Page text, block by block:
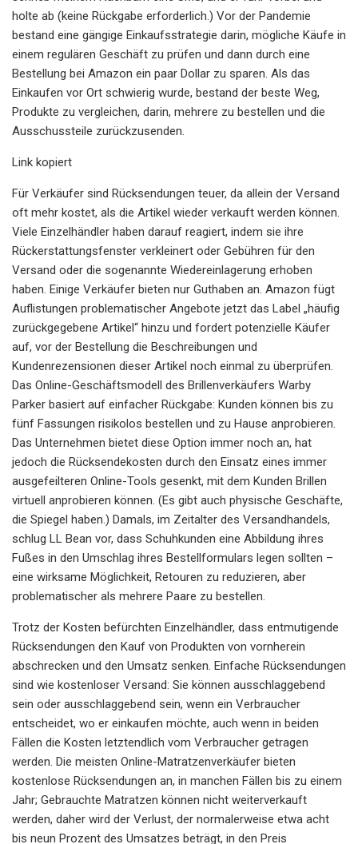
holte ab (keine Rückgabe erforderlich.) Vor der Pandemie
bestand eine gängige Einkaufsstrategie darin, mögliche Käufe in
einem regulären Geschäft zu prüfen und dann durch eine
Bestellung bei Amazon ein paar Dollar zu sparen. Als das
Einkaufen vor Ort schwierig wurde, bestand der beste Weg,
Produkte zu vergleichen, darin, mehrere zu bestellen und die
Ausschussteile zurückzusenden.
Link kopiert
Für Verkäufer sind Rücksendungen teuer, da allein der Versand
oft mehr kostet, als die Artikel wieder verkauft werden können.
Viele Einzelhändler haben darauf reagiert, indem sie ihre
Rückerstattungsfenster verkleinert oder Gebühren für den
Versand oder die sogenannte Wiedereinlagerung erhoben
haben. Einige Verkäufer bieten nur Guthaben an. Amazon fügt
Auflistungen problematischer Angebote jetzt das Label „häufig
zurückgegebene Artikel“ hinzu und fordert potenzielle Käufer
auf, vor der Bestellung die Beschreibungen und
Kundenrezensionen dieser Artikel noch einmal zu überprüfen.
Das Online-Geschäftsmodell des Brillenverkäufers Warby
Parker basiert auf einfacher Rückgabe: Kunden können bis zu
fünf Fassungen risikolos bestellen und zu Hause anprobieren.
Das Unternehmen bietet diese Option immer noch an, hat
jedoch die Rücksendekosten durch den Einsatz eines immer
ausgefeilteren Online-Tools gesenkt, mit dem Kunden Brillen
virtuell anprobieren können. (Es gibt auch physische Geschäfte,
die Spiegel haben.) Damals, im Zeitalter des Versandhandels,
schlug LL Bean vor, dass Schuhkunden eine Abbildung ihres
Fußes in den Umschlag ihres Bestellformulars legen sollten –
eine wirksame Möglichkeit, Retouren zu reduzieren, aber
problematischer als mehrere Paare zu bestellen.
Trotz der Kosten befürchten Einzelhändler, dass entmutigende
Rücksendungen den Kauf von Produkten von vornherein
abschrecken und den Umsatz senken. Einfache Rücksendungen
sind wie kostenloser Versand: Sie können ausschlaggebend
sein oder ausschlaggebend sein, wenn ein Verbraucher
entscheidet, wo er einkaufen möchte, auch wenn in beiden
Fällen die Kosten letztendlich vom Verbraucher getragen
werden. Die meisten Online-Matratzenverkäufer bieten
kostenlose Rücksendungen an, in manchen Fällen bis zu einem
Jahr; Gebrauchte Matratzen können nicht weiterverkauft
werden, daher wird der Verlust, der normalerweise etwa acht
bis neun Prozent des Umsatzes beträgt, in den Preis